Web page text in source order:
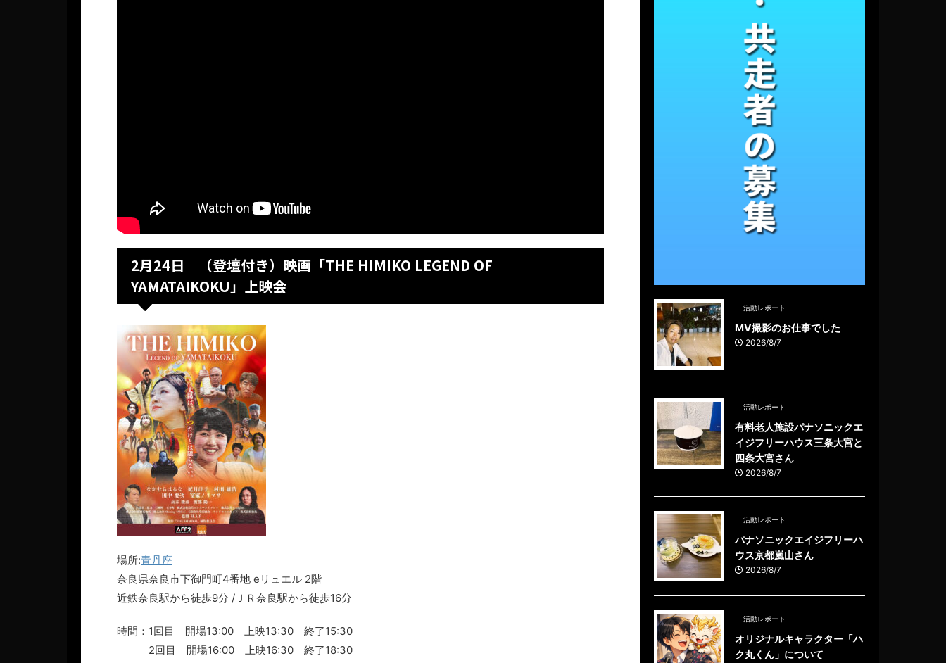
2月24日 （登壇付き）映画「THE HIMIKO LEGEND OF
YAMATAIKOKU」上映会
場所:青丹座
奈良県奈良市下御門町4番地 eリュエル 2階
近鉄奈良駅から徒歩9分 /ＪＲ奈良駅から徒歩16分
時間：1回目 開場13:00 上映13:30 終了15:30
2回目 開場16:00 上映16:30 終了18:30
活動レポート
MV撮影のお仕事でした
2026/8/7
活動レポート
有料老人施設パナソニックエ
イジフリーハウス三条大宮と
四条大宮さん
2026/8/7
活動レポート
パナソニックエイジフリーハ
ウス京都嵐山さん
2026/8/7
活動レポート
オリジナルキャラクター「ハ
ク丸くん」について